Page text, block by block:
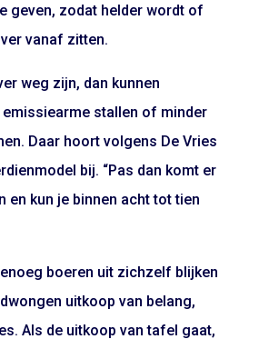
geven, zodat helder wordt of
vanaf zitten.
weg zijn, dan kunnen
stallen of minder
Daar hoort volgens De Vries
bij. “Pas dan komt er
en kun je binnen acht tot tien
boeren uit zichzelf blijken
uitkoop van belang,
Als de uitkoop van tafel gaat,